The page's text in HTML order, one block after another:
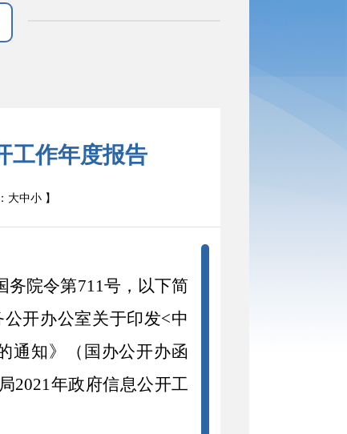
工作年度报告
大中小 】
务院令第711号，以下简
开办公室关于印发<中
通知》（国办公开办函
2021年政府信息公开工